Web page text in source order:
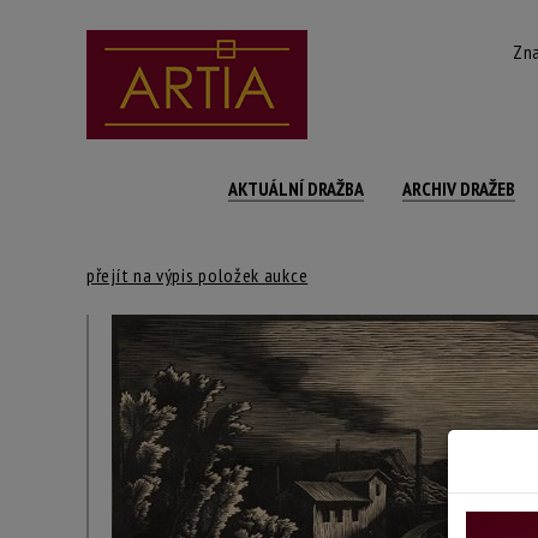
AKTUÁLNÍ DRAŽBA ARCHIV DRAŽEB
přejít na výpis položek aukce